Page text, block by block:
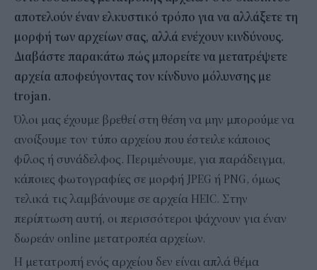
αποτελούν έναν ελκυστικό τρόπο για να αλλάξετε τη
μορφή των αρχείων σας, αλλά ενέχουν κινδύνους.
Διαβάστε παρακάτω πώς μπορείτε να μετατρέψετε
αρχεία αποφεύγοντας τον κίνδυνο μόλυνσης με
trojan.
Όλοι μας έχουμε βρεθεί στη θέση να μην μπορούμε να
ανοίξουμε τον τύπο αρχείου που έστειλε κάποιος
φίλος ή συνάδελφος. Περιμένουμε, για παράδειγμα,
κάποιες φωτογραφίες σε μορφή JPEG ή PNG, όμως
τελικά τις λαμβάνουμε σε αρχεία HEIC. Στην
περίπτωση αυτή, οι περισσότεροι ψάχνουν για έναν
δωρεάν online μετατροπέα αρχείων.
Η μετατροπή ενός αρχείου δεν είναι απλά θέμα